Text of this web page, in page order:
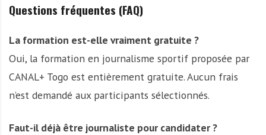
Questions fréquentes (FAQ)
La formation est-elle vraiment gratuite ?
Oui, la formation en journalisme sportif proposée par
CANAL+ Togo est entièrement gratuite. Aucun frais
n’est demandé aux participants sélectionnés.
Faut-il déjà être journaliste pour candidater ?